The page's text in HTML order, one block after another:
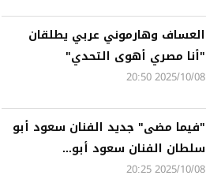
العساف وهارموني عربي يطلقان
"أنا مصري أهوى التحدي"
2025/10/08 20:50
"فيما مضى" جديد الفنان سعود أبو
سلطان الفنان سعود أبو...
2025/10/08 20:25